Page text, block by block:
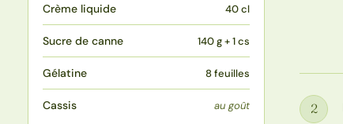
Crème liquide 40 cl
Sucre de canne 140 g + 1 cs
Gélatine 8 feuilles
Cassis au goût
Étape
2